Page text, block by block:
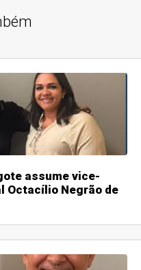
assume vice-
Octacílio Negrão de